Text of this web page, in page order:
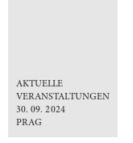
AKTUELLE
VERANSTALTUNGEN
30. 09. 2024
PRAG